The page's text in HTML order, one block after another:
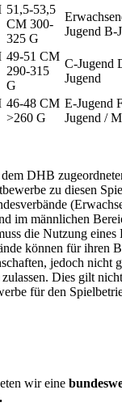
51,5-53,5
CM 300-
325 G
Jugend B-
49-51 CM
290-315
G
C-Jugend
Jugend
46-48 CM
>260 G
E-Jugend
Jugend /
DHB
zu diesen
im männlichen
die Nutzung eines
können für ihren
jedoch nicht
Dies gilt
für den
wir eine